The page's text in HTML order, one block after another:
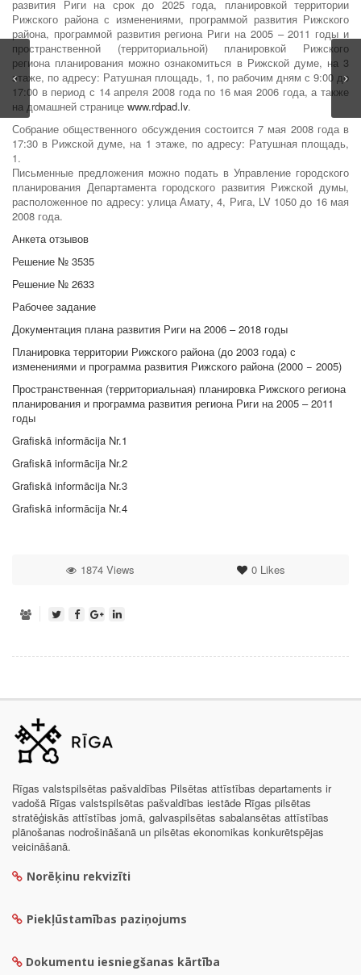
развития Риги на срок до 2025 года, планировкой территории
Рижского района с изменениями, программой развития Рижского
района, программой развития региона Риги на 2005 – 2011 годы и
пространственной (территориальной) планировкой Рижского
региона планирования можно ознакомиться в Рижской думе, на 3
этаже, по адресу: Ратушная площадь, 1, по рабочим дням с 9:00 до
17:00 в период с 14 апреля 2008 года по 16 мая 2006 года, а также
на домашней странице www.rdpad.lv.
Собрание общественного обсуждения состоится 7 мая 2008 года в
17:30 в Рижской думе, на 1 этаже, по адресу: Ратушная площадь,
1.
Письменные предложения можно подать в Управление городского
планирования Департамента городского развития Рижской думы,
расположенное по адресу: улица Амату, 4, Рига, LV 1050 до 16 мая
2008 года.
Анкета отзывов
Решение № 3535
Решение № 2633
Рабочее задание
Документация плана развития Риги на 2006 – 2018 годы
Планировка территории Рижского района (до 2003 года) с
изменениями и программа развития Рижского района (2000 − 2005)
Пространственная (территориальная) планировка Рижского региона
планирования и программа развития региона Риги на 2005 – 2011
годы
Grafiskā informācija Nr.1
Grafiskā informācija Nr.2
Grafiskā informācija Nr.3
Grafiskā informācija Nr.4
0Likes
1874 Views
Rīgas valstspilsētas pašvaldības Pilsētas attīstības departaments ir
vadošā Rīgas valstspilsētas pašvaldības iestāde Rīgas pilsētas
stratēģiskās attīstības jomā, galvaspilsētas sabalansētas attīstības
plānošanas nodrošināšanā un pilsētas ekonomikas konkurētspējas
veicināšanā.
Norēķinu rekvizīti
Piekļūstamības paziņojums
Dokumentu iesniegšanas kārtība